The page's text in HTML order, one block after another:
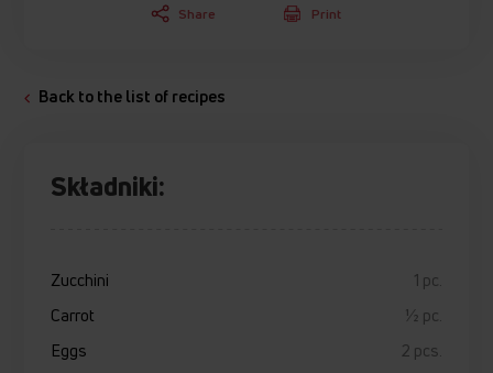
Share Print
Back to the list of recipes
Składniki:
Zucchini
1 pc.
Carrot
½ pc.
Eggs
2 pcs.